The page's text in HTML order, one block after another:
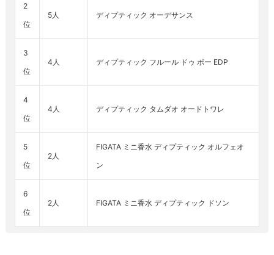
2
位
5人 ディプティック オーデサンス
3
位
4人 ディプティック フルール ドゥ ポー EDP
4
位
4人 ディプティック タムダオ オードトワレ
5
位
2人
FIGATA ミニ香水 ディプティック オルフェオ
ン
6
位
2人 FIGATA ミニ香水 ディプティック ドソン